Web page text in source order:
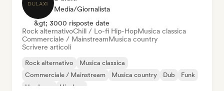
Media/Giornalista
&gt; 3000 risposte date
Rock alternativoChill / Lo-fi Hip-HopMusica classica
Commerciale / MainstreamMusica country
Scrivere articoli
Rock alternativo
Musica classica
Commerciale / Mainstream
Musica country Dub
Funk
Hardcore
Hip-hop